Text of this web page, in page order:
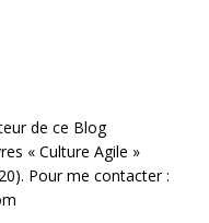
de ce Blog
« Culture Agile »
Pour me contacter :